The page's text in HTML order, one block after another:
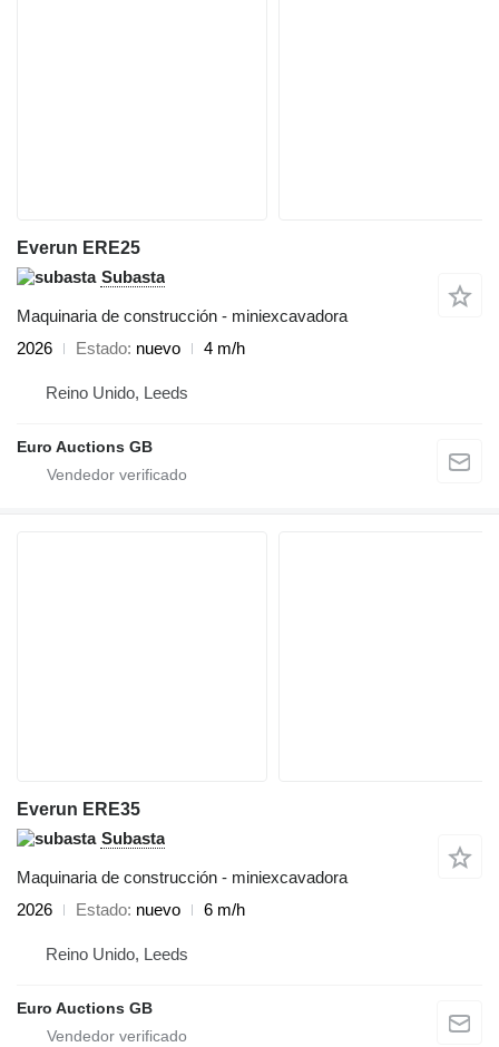
Everun ERE25
Subasta
Maquinaria de construcción - miniexcavadora
2026
Estado nuevo 4 m/h
Reino Unido, Leeds
Euro Auctions GB
Everun ERE35
Subasta
Maquinaria de construcción - miniexcavadora
2026
Estado nuevo 6 m/h
Reino Unido, Leeds
Euro Auctions GB